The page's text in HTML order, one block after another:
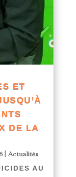
ET
DE LA
|Actualités
AU